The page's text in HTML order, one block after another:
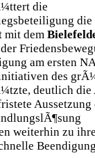
die
die
mit dem
am ersten
des
deutlich die
Aussetzung
weiterhin zu